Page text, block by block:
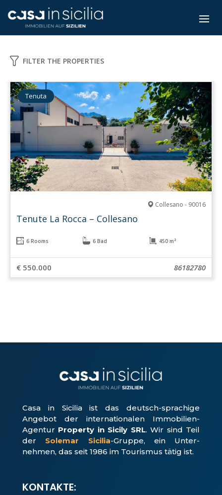
FILTER THE PROPERTIES
Tenuta
Collesano - 90016
Tenute La Rocca – Collesano
6 Rooms 6 Bad 450 m²
€ 550.000 86182780
Casa in Sicilia ist das deutsch-sprachige
Angebot der internationalen Immobilien-
Agentur Property in Sicily SRL. Wir sind Teil
der Solemar Sicilia-Gruppe, ein Unter­
nehmen, das seit 1986 im Tourismus tätig ist.
KONTAKTE: